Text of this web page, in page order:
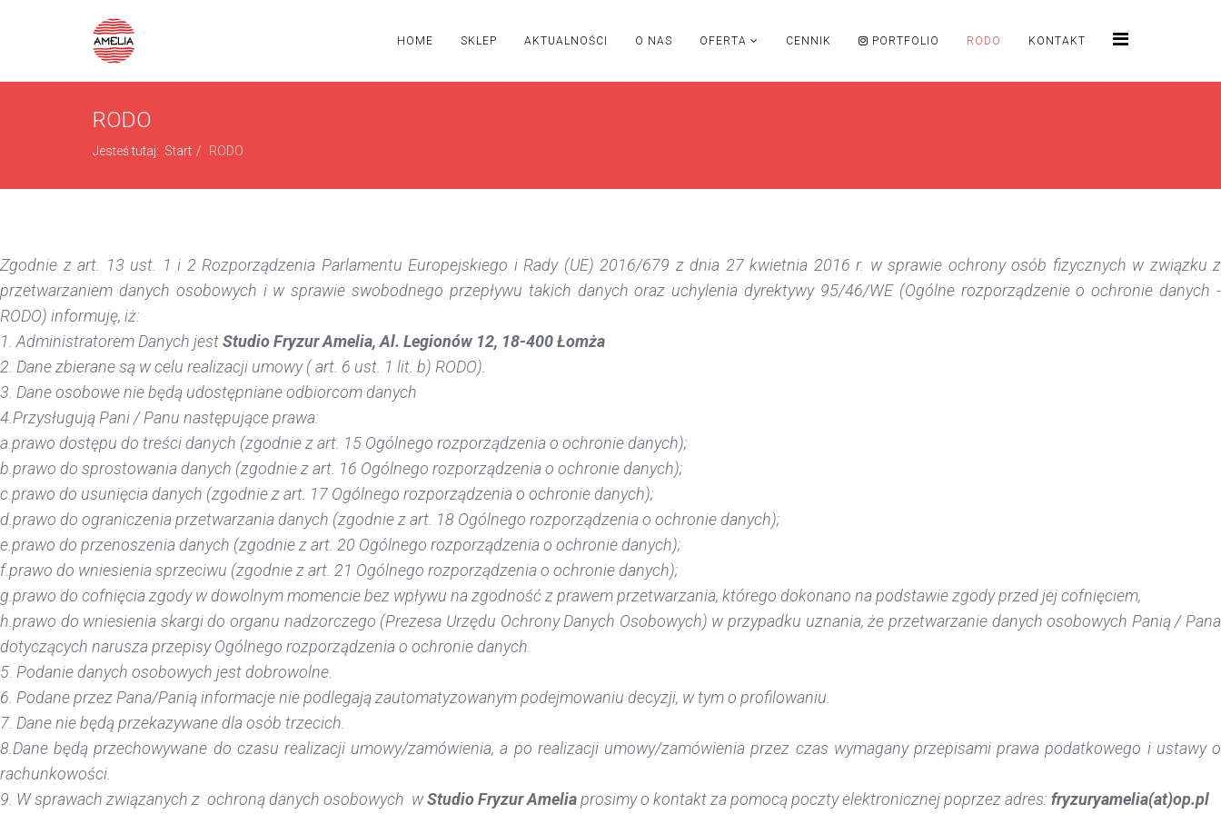
HOME SKLEP AKTUALNOŚCI O NAS OFERTA CENNIK PORTFOLIO RODO KONTAKT
RODO
Jesteś tutaj: Start RODO
Zgodnie z art. 13 ust. 1 i 2 Rozporządzenia Parlamentu Europejskiego i Rady (UE) 2016/679 z dnia 27 kwietnia 2016 r. w sprawie ochrony osób fizycznych w związku z
przetwarzaniem danych osobowych i w sprawie swobodnego przepływu takich danych oraz uchylenia dyrektywy 95/46/WE (Ogólne rozporządzenie o ochronie danych -
RODO) informuję, iż:
1. Administratorem Danych jestStudio Fryzur Amelia, Al. Legionów 12, 18-400 Łomża
2. Dane zbierane są w celu realizacji umowy ( art. 6 ust. 1 lit. b) RODO).
3. Dane osobowe nie będą udostępniane odbiorcom danych
4.Przysługują Pani / Panu następujące prawa:
a.prawo dostępu do treści danych (zgodnie z art. 15 Ogólnego rozporządzenia o ochronie danych);
b.prawo do sprostowania danych (zgodnie z art. 16 Ogólnego rozporządzenia o ochronie danych);
c.prawo do usunięcia danych (zgodnie z art. 17 Ogólnego rozporządzenia o ochronie danych);
d.prawo do ograniczenia przetwarzania danych (zgodnie z art. 18 Ogólnego rozporządzenia o ochronie danych);
e.prawo do przenoszenia danych (zgodnie z art. 20 Ogólnego rozporządzenia o ochronie danych);
f.prawo do wniesienia sprzeciwu (zgodnie z art. 21 Ogólnego rozporządzenia o ochronie danych);
g.prawo do cofnięcia zgody w dowolnym momencie bez wpływu na zgodność z prawem przetwarzania, którego dokonano na podstawie zgody przed jej cofnięciem,
h.prawo do wniesienia skargi do organu nadzorczego (Prezesa Urzędu Ochrony Danych Osobowych) w przypadku uznania, że przetwarzanie danych osobowych Panią / Pana
dotyczących narusza przepisy Ogólnego rozporządzenia o ochronie danych.
5. Podanie danych osobowych jest dobrowolne.
6. Podane przez Pana/Panią informacje nie podlegają zautomatyzowanym podejmowaniu decyzji, w tym o profilowaniu.
7. Dane nie będą przekazywane dla osób trzecich.
8.Dane będą przechowywane do czasu realizacji umowy/zamówienia, a po realizacji umowy/zamówienia przez czas wymagany przepisami prawa podatkowego i ustawy o
rachunkowości.
9. W sprawach związanych z ochroną danych osobowych wStudio Fryzur Ameliaprosimy o kontakt za pomocą poczty elektronicznej poprzez adres: fryzuryamelia(at)op.pl